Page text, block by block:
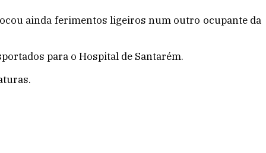
ainda ferimentos ligeiros num outro ocupante da
para o Hospital de Santarém.